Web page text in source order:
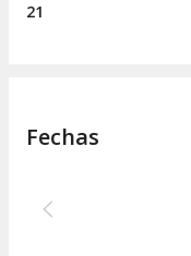
21
Fechas